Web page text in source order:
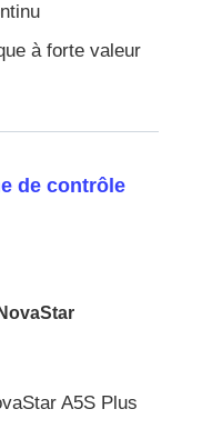
à forte valeur
de contrôle
A5S Plus